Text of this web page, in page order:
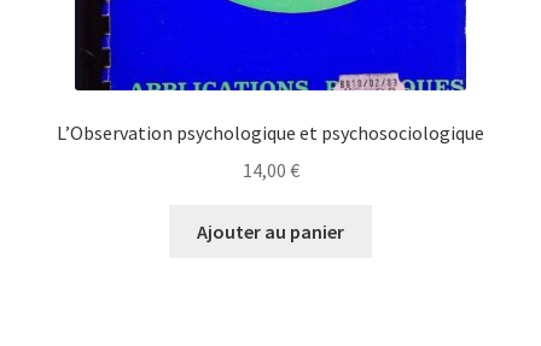
L’Observation psychologique et psychosociologique
14,00 €
Ajouter au panier